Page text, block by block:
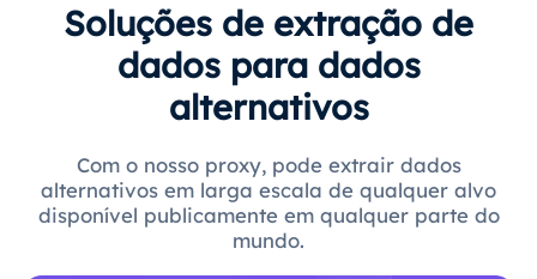
Soluções de extração de
dados para dados
alternativos
Com o nosso proxy, pode extrair dados
alternativos em larga escala de qualquer alvo
disponível publicamente em qualquer parte do
mundo.